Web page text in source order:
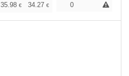
35.98 € 34.27 € 32.56 €
0